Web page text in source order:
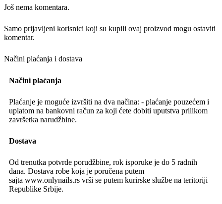
Još nema komentara.
Samo prijavljeni korisnici koji su kupili ovaj proizvod mogu ostaviti
komentar.
Načini plaćanja i dostava
Načini plaćanja
Plaćanje je moguće izvršiti na dva načina: - plaćanje pouzećem i
uplatom na bankovni račun za koji ćete dobiti uputstva prilikom
završetka narudžbine.
Dostava
Od trenutka potvrde porudžbine, rok isporuke je do 5 radnih
dana. Dostava robe koja je poručena putem
sajta www.onlynails.rs vrši se putem kurirske službe na teritoriji
Republike Srbije.